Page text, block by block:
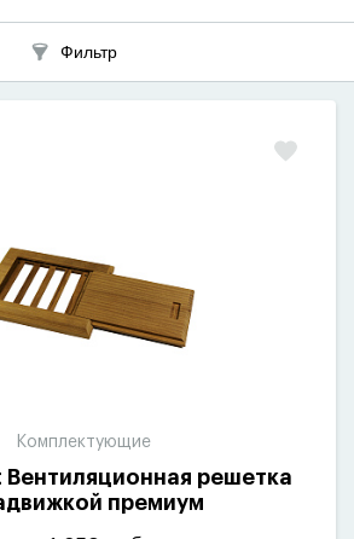
Фильтр
Комплектующие
решетка
премиум